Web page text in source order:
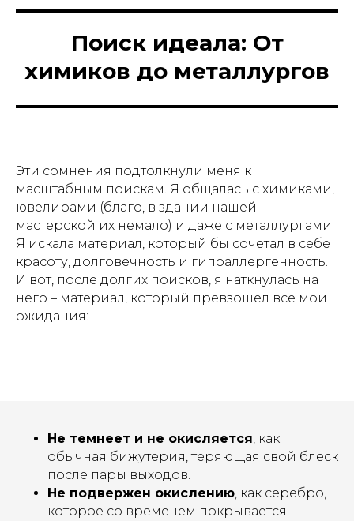
Поиск идеала: От
химиков до металлургов
Эти сомнения подтолкнули меня к
масштабным поискам. Я общалась с химиками,
ювелирами (благо, в здании нашей
мастерской их немало) и даже с металлургами.
Я искала материал, который бы сочетал в себе
красоту, долговечность и гипоаллергенность.
И вот, после долгих поисков, я наткнулась на
него – материал, который превзошел все мои
ожидания:
Не темнеет и не окисляется, как
обычная бижутерия, теряющая свой блеск
после пары выходов.
Не подвержен окислению, как серебро,
которое со временем покрывается